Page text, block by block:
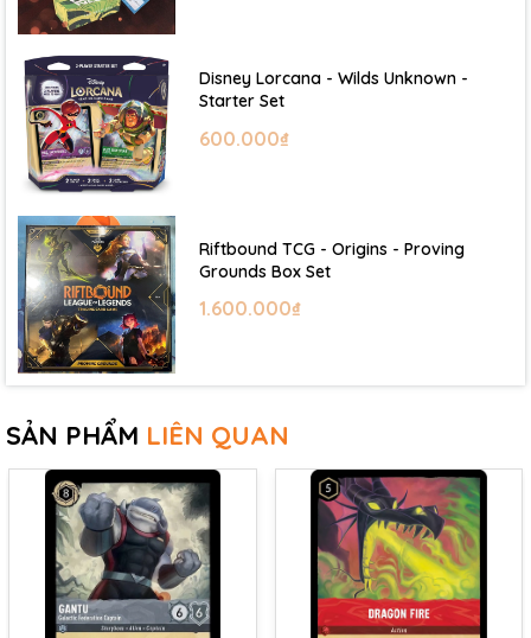
Disney Lorcana - Wilds Unknown -
Starter Set
600.000₫
Riftbound TCG - Origins - Proving
Grounds Box Set
1.600.000₫
SẢN PHẨM LIÊN QUAN